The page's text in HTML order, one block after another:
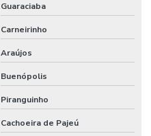
Guaraciaba
Carneirinho
Araújos
Buenópolis
Piranguinho
Cachoeira de Pajeú